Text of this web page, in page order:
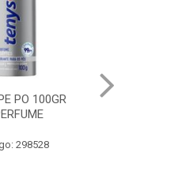
PO 100GR
298528